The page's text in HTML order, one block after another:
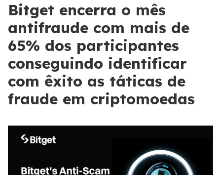
Bitget encerra o mês
antifraude com mais de
65% dos participantes
conseguindo identificar
com êxito as táticas de
fraude em criptomoedas